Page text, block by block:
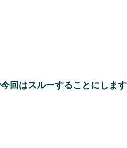
回はスルーすることにします